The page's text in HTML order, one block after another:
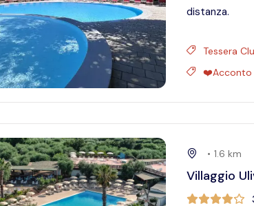
distanza.
Tessera
❤️Acconto
• 1.6 km
Villaggio